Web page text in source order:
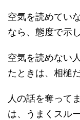
空気を読めてい
なら、態度で示
空気を読めない
たときは、相槌
人の話を奪って
は、うまくスル